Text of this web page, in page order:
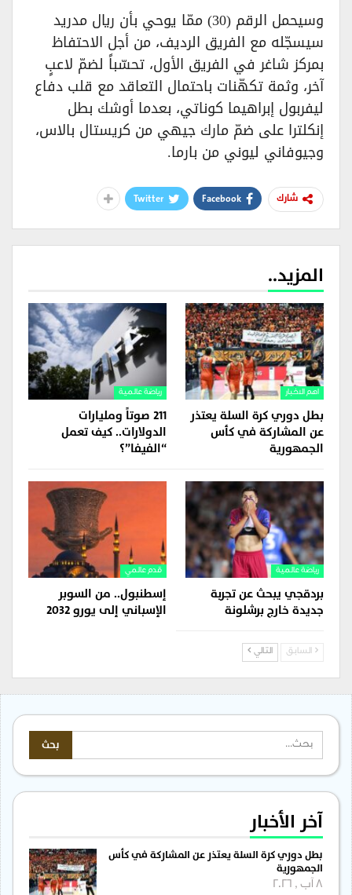
وسيحمل الرقم (30) ممّا يوحي بأن ريال مدريد
سيسجّله مع الفريق الرديف، من أجل الاحتفاظ
بمركز شاغر في الفريق الأول، تحسّباً لضمّ لاعبٍ
آخر، وثمة تكهّنات باحتمال التعاقد مع قلب دفاع
ليفربول إبراهيما كوناتي، بعدما أوشك بطل
إنكلترا على ضمّ مارك جيهي من كريستال بالاس،
وجيوفاني ليوني من بارما.
شارك Facebook
Twitter
المزيد..
اهم الاخبار
بطل دوري كرة السلة يعتذر
عن المشاركة في كأس
الجمهورية
رياضة عالمية
211 صوتاً ومليارات
الدولارات.. كيف تعمل
“الفيفا”؟
رياضة عالمية
بردقجي يبحث عن تجربة
جديدة خارج برشلونة
قدم عالمي
إسطنبول.. من السوبر
الإسباني إلى يورو 2032
السابق التالي
آخر الأخبار
بطل دوري كرة السلة يعتذر عن المشاركة في كأس
الجمهورية